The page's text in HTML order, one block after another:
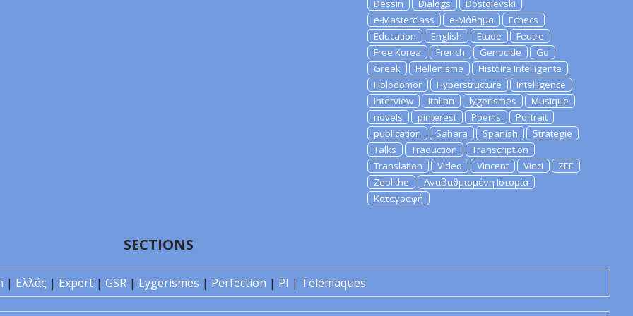
Dessin
Dialogs
Dostoievski
e-Masterclass
e-Μάθημα
Echecs
Education
English Etude
Feutre
Free Korea
French Genocide
Go
Greek
Hellenisme
Histoire Intelligente
Holodomor
Hyperstructure
Intelligence
Interview
Italian lygerismes
Musique
novels
pinterest Poems
Portrait
publication
Sahara Spanish
Strategie
Talks
Traduction
Transcription
Translation
Video Vincent Vinci
ZEE
Zeolithe
Αναβαθμισμένη Ιστορία
Καταγραφή
SECTIONS
| Ελλάς | Expert | GSR | Lygerismes | Perfection | PI | Télémaques